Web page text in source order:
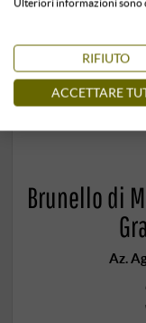
Brunello di
Az.
Ulteriori informazioni sono
RIFIUTO
ACCETTARE